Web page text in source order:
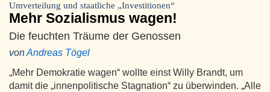
Umverteilung und staatliche „Investitionen“
Mehr Sozialismus wagen!
Die feuchten Träume der Genossen
vonAndreas Tögel
„Mehr Demokratie wagen“ wollte einst Willy Brandt, um
damit die „innenpolitische Stagnation“ zu überwinden. „Alle